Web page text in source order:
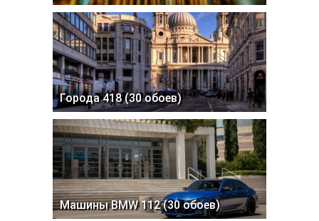
Города 418 (30 обоев)
Машины BMW 112 (30 обоев)